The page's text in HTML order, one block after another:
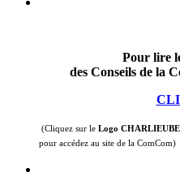
Pour lire
des Conseils de la
(Cliquez sur le Logo
pour accédez au site de la ComCom)